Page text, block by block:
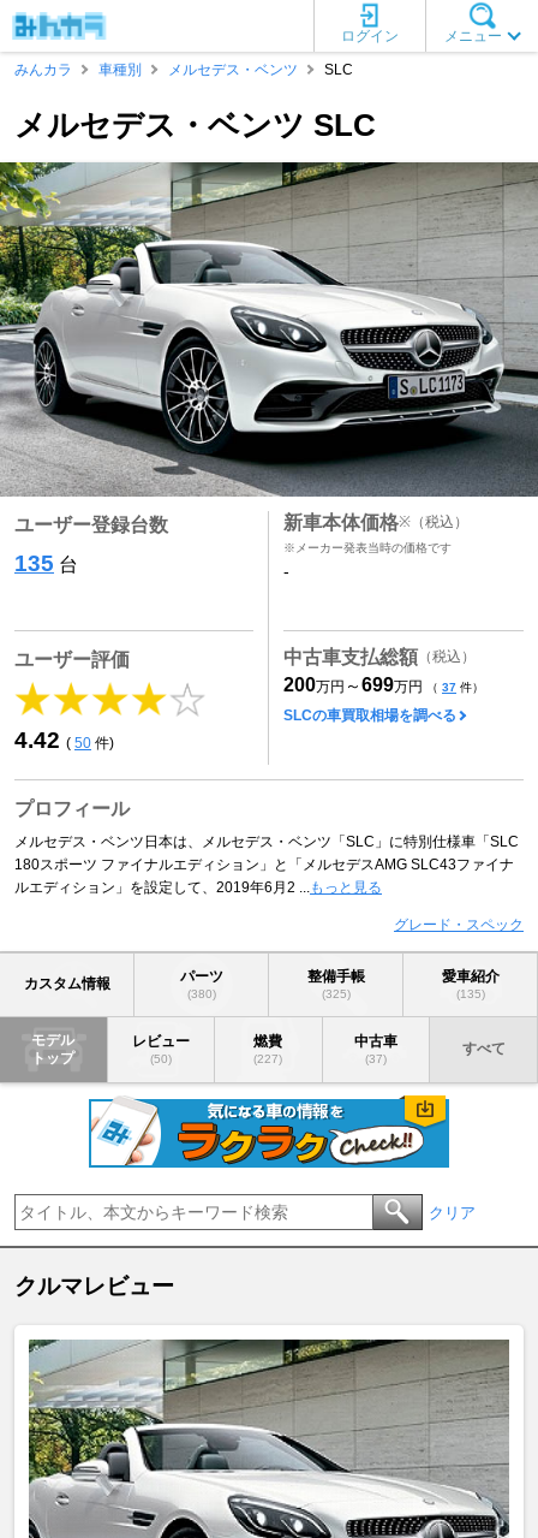
メニュー
ログイン
みんカラ
車種別 メルセデス・ベンツ SLC
メルセデス・ベンツ SLC
ユーザー登録台数
135 台
ユーザー評価
4.42 ( 50 件)
新車本体価格※ （税込）
※メーカー発表当時の価格です
-
中古車支払総額 （税込）
200万円 ～699万円 （ 37 件）
SLCの車買取相場を調べる
プロフィール
メルセデス・ベンツ日本は、メルセデス・ベンツ「SLC」に特別仕様車「SLC
180スポーツ ファイナルエディション」と「メルセデスAMG SLC43ファイナ
ルエディション」を設定して、2019年6月2 ...
もっと見る
グレード・スペック
カスタム情報 パーツ
(380)
整備手帳
(325)
愛車紹介
(135)
モデル
トップ
レビュー
(50)
燃費
(227)
中古車
(37)
すべて
クリア
クルマレビュー